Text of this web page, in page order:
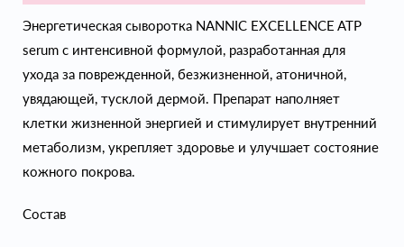
Энергетическая сыворотка NANNIC EXCELLENCE ATP
serum с интенсивной формулой, разработанная для
ухода за поврежденной, безжизненной, атоничной,
увядающей, тусклой дермой. Препарат наполняет
клетки жизненной энергией и стимулирует внутренний
метаболизм, укрепляет здоровье и улучшает состояние
кожного покрова.
Состав